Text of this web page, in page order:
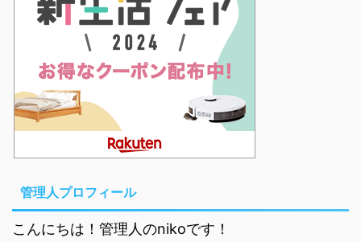
管理人プロフィール
こんにちは！管理人のnikoです！